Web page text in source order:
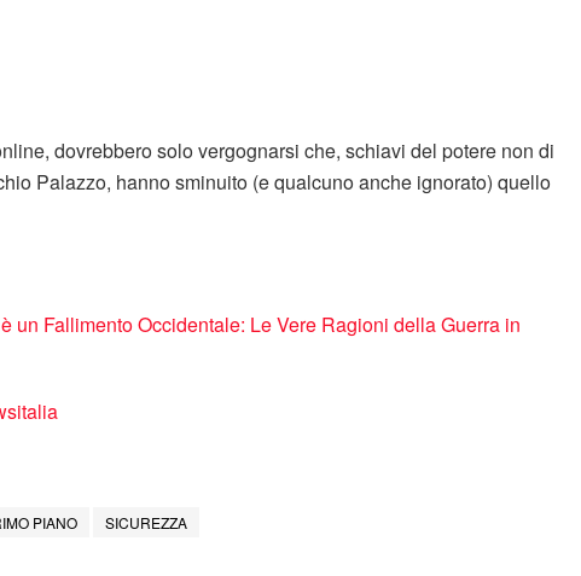
dovrebbero solo vergognarsi che, schiavi del potere non di
Palazzo, hanno sminuito (e qualcuno anche ignorato) quello
un Fallimento Occidentale: Le Vere Ragioni della Guerra in
PIANO SICUREZZA